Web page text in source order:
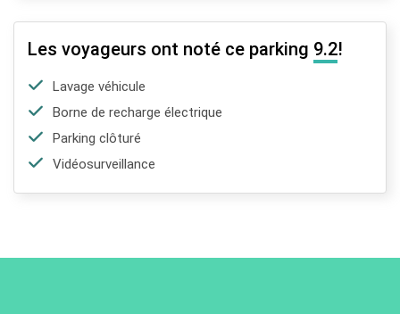
Les voyageurs ont noté ce parking 9.2!
Lavage véhicule
Borne de recharge électrique
Parking clôturé
Vidéosurveillance